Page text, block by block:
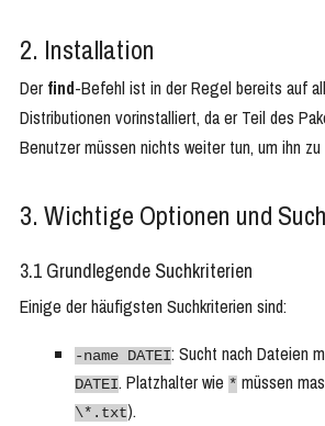
2. Installation
Der find-Befehl ist in der Regel bereits auf
Distributionen vorinstalliert, da er Teil des
Benutzer müssen nichts weiter tun, um ihn
3. Wichtige Optionen und
3.1 Grundlegende Suchkriterien
Einige der häufigsten Suchkriterien sind:
-name DATEI: Sucht nach Dateien
DATEI. Platzhalter wie * müssen
\*.txt).